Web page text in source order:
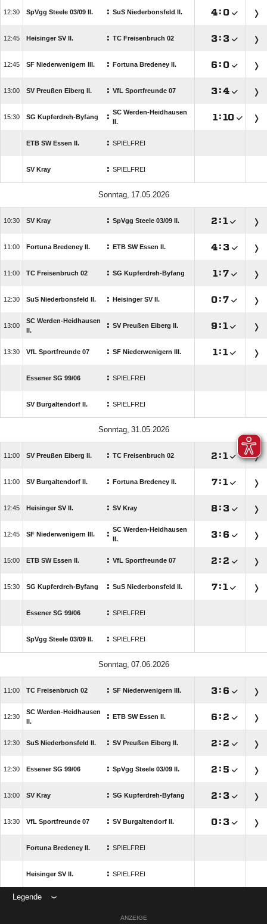
 SpVgg Steele 03/​09 II. : SuS Niederbonsfeld II. : 
 Heisinger SV II. : TC Freisenbruch 02 : 
 SF Niederwenigern III. : Fortuna Bredeney II.  : 
 SV Preußen Eiberg II. : VfL Sportfreunde 07 :
 SG Kupferdreh-Byfang : SC Werden-Heidhausen
II.
 :
ETB SW Essen II. : SPIELFREI
SV Kray : SPIELFREI
 
 SV Kray : SpVgg Steele 03/​09 II.  :
 Fortuna Bredeney II. : ETB SW Essen II. : 
 TC Freisenbruch 02 : SG Kupferdreh-Byfang  :
 SuS Niederbonsfeld II. : Heisinger SV II. :

SC Werden-Heidhausen
II.
: SV Preußen Eiberg II.  :
 VfL Sportfreunde 07 : SF Niederwenigern III.  :
Essener SG 99/​06 : SPIELFREI
SV Burgaltendorf II. : SPIELFREI
 
 SV Preußen Eiberg II. : TC Freisenbruch 02  :
 SV Burgaltendorf II. : Fortuna Bredeney II. :
 Heisinger SV II. : SV Kray : 
 SF Niederwenigern III. : SC Werden-Heidhausen
II.
: 
 ETB SW Essen II. : VfL Sportfreunde 07  : 
 SG Kupferdreh-Byfang : SuS Niederbonsfeld II. :
Essener SG 99/​06 : SPIELFREI
SpVgg Steele 03/​09 II. : SPIELFREI
 
 TC Freisenbruch 02 : SF Niederwenigern III. : 

SC Werden-Heidhausen
II.
: ETB SW Essen II.  : 
 SuS Niederbonsfeld II. : SV Preußen Eiberg II.  : 
 Essener SG 99/​06 : SpVgg Steele 03/​09 II.  : 
 SV Kray : SG Kupferdreh-Byfang  : 
 VfL Sportfreunde 07 : SV Burgaltendorf II. : 
Fortuna Bredeney II. : SPIELFREI
Heisinger SV II. : SPIELFREI
Legende
ANZEIGE